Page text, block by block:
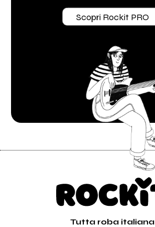
Scopri Rockit PRO
Tutta roba italiana